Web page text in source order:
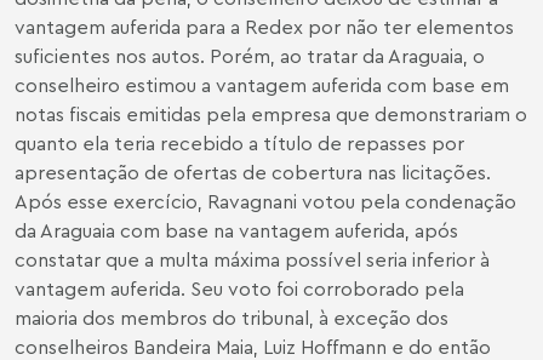
vantagem auferida para a Redex por não ter elementos
suficientes nos autos. Porém, ao tratar da Araguaia, o
conselheiro estimou a vantagem auferida com base em
notas fiscais emitidas pela empresa que demonstrariam o
quanto ela teria recebido a título de repasses por
apresentação de ofertas de cobertura nas licitações.
Após esse exercício, Ravagnani votou pela condenação
da Araguaia com base na vantagem auferida, após
constatar que a multa máxima possível seria inferior à
vantagem auferida. Seu voto foi corroborado pela
maioria dos membros do tribunal, à exceção dos
conselheiros Bandeira Maia, Luiz Hoffmann e do então